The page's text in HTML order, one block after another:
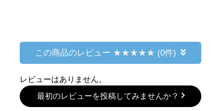
この商品のレビュー (0件)
レビューはありません。
最初のレビューを投稿してみませんか？